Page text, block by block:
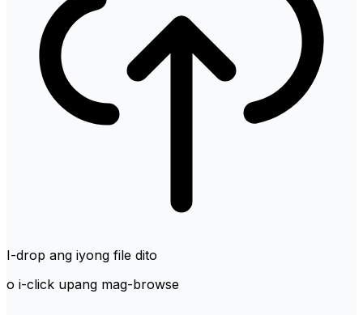
I-drop ang iyong file dito
o i-click upang mag-browse